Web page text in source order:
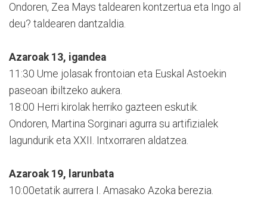
Ondoren, Zea Mays taldearen kontzertua eta Ingo al
deu? taldearen dantzaldia.
Azaroak 13, igandea
11:30 Ume jolasak frontoian eta Euskal Astoekin
paseoan ibiltzeko aukera.
18:00 Herri kirolak herriko gazteen eskutik.
Ondoren, Martina Sorginari agurra su artifizialek
lagundurik eta XXII. Intxorraren aldatzea.
Azaroak 19, larunbata
10:00etatik aurrera I. Amasako Azoka berezia.